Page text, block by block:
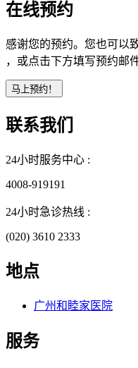
在线预约
感谢您的预约。您也可以
，或点击下方填写预约邮
联系我们
24小时服务中心 :
4008-919191
24小时急诊热线 :
(020) 3610 2333
地点
广州和睦家医院
服务